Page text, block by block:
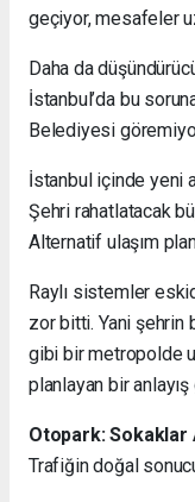
geçiyor, mesafeler
Daha da
İstanbul’da bu
Belediyesi
İstanbul içinde yeni
Şehri rahatlatacak
Alternatif ulaşım
Raylı sistemler
zor bitti. Yani şehrin
gibi bir metropolde
planlayan bir
Otopark: Sokaklar
Trafiğin doğal